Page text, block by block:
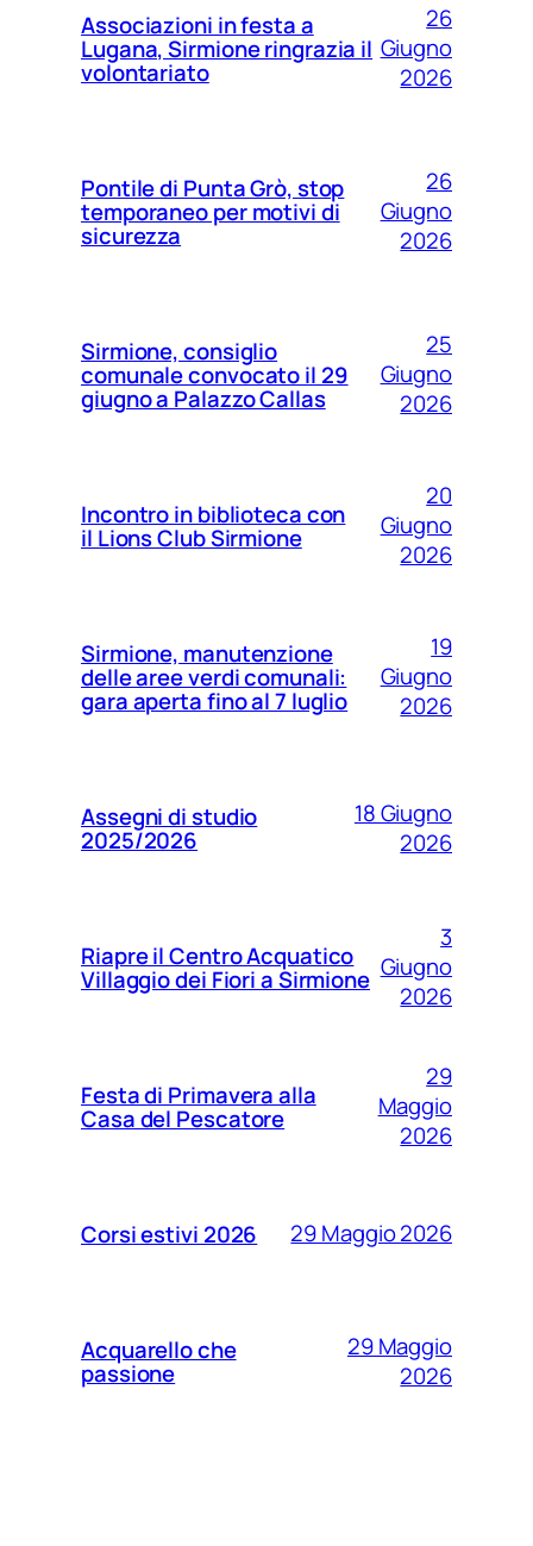
Associazioni in festa a
Lugana, Sirmione ringrazia il
volontariato
26
Giugno
2026
Pontile di Punta Grò, stop
temporaneo per motivi di
sicurezza
26
Giugno
2026
Sirmione, consiglio
comunale convocato il 29
giugno a Palazzo Callas
25
Giugno
2026
Incontro in biblioteca con
il Lions Club Sirmione
20
Giugno
2026
Sirmione, manutenzione
delle aree verdi comunali:
gara aperta fino al 7 luglio
19
Giugno
2026
Assegni di studio
2025/2026
18 Giugno
2026
Riapre il Centro Acquatico
Villaggio dei Fiori a Sirmione
3
Giugno
2026
Festa di Primavera alla
Casa del Pescatore
29
Maggio
2026
Corsi estivi 2026 29 Maggio 2026
Acquarello che
passione
29 Maggio
2026